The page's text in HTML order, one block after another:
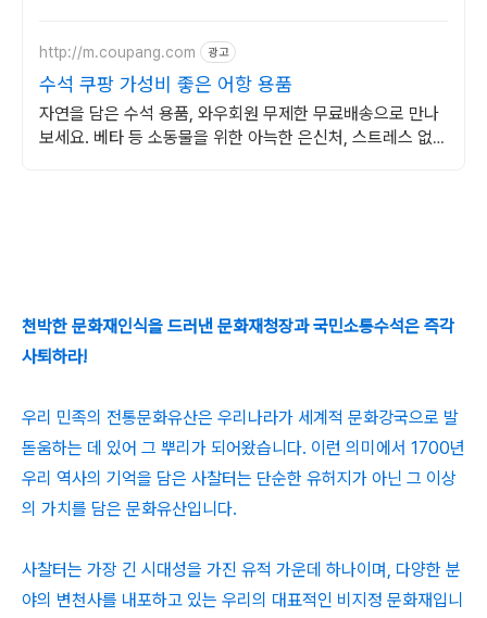
http://m.coupang.com 광고
수석 쿠팡 가성비 좋은 어항 용품
자연을 담은 수석 용품, 와우회원 무제한 무료배송으로 만나
보세요. 베타 등 소동물을 위한 아늑한 은신처, 스트레스 없이
천박한 문화재인식을 드러낸 문화재청장과 국민소통수석은 즉각
사퇴하라!
우리 민족의 전통문화유산은 우리나라가 세계적 문화강국으로 발
돋움하는 데 있어 그 뿌리가 되어왔습니다. 이런 의미에서 1700년
우리 역사의 기억을 담은 사찰터는 단순한 유허지가 아닌 그 이상
의 가치를 담은 문화유산입니다.
사찰터는 가장 긴 시대성을 가진 유적 가운데 하나이며, 다양한 분
야의 변천사를 내포하고 있는 우리의 대표적인 비지정 문화재입니